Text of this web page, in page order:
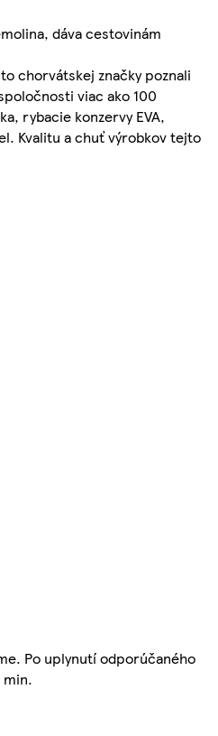
dáva cestovinám
chorvátskej značky poznali
viac ako 100
rybacie konzervy EVA,
Kvalitu a chuť výrobkov tejto
Po uplynutí odporúčaného
min.